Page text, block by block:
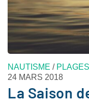
NAUTISME / PLAGES
24 MARS 2018
La Saison